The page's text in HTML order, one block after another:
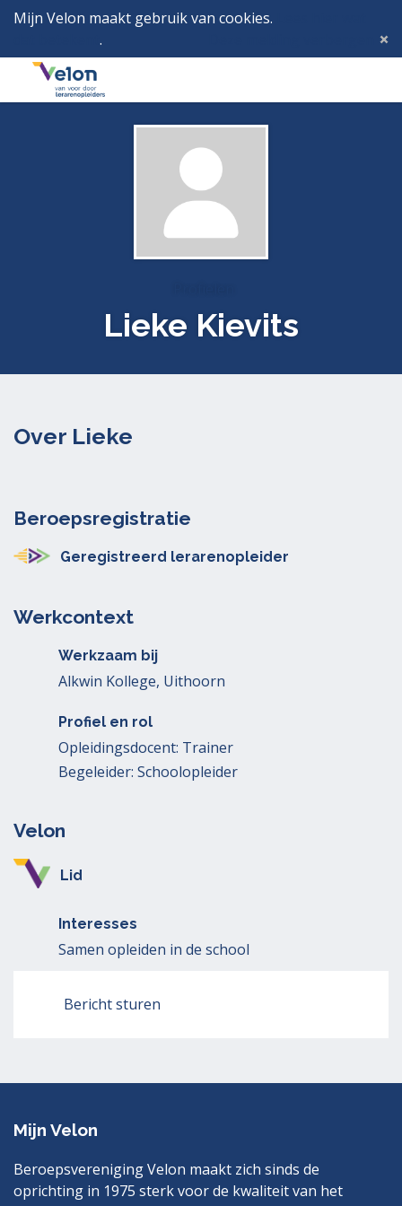
Mijn Velon maakt gebruik van cookies.
.
Menu
Lieke Kievits
Over Lieke
Beroepsregistratie
Geregistreerd lerarenopleider
Werkcontext
Werkzaam bij
Alkwin Kollege, Uithoorn
Profiel en rol
Opleidingsdocent: Trainer
Begeleider: Schoolopleider
Velon
Lid
Interesses
Samen opleiden in de school
Bericht sturen
Mijn Velon
Beroepsvereniging Velon maakt zich sinds de
oprichting in 1975 sterk voor de kwaliteit van het